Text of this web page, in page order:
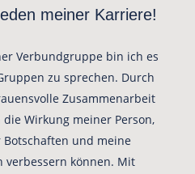
meiner Karriere!
Verbundgruppe bin ich es
zu sprechen. Durch
Zusammenarbeit
Wirkung meiner Person,
und meine
verbessern können. Mit